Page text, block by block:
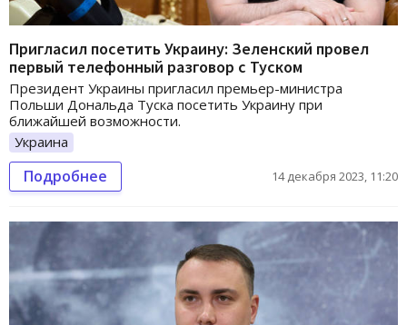
Пригласил посетить Украину: Зеленский провел
первый телефонный разговор с Туском
Президент Украины пригласил премьер-министра
Польши Дональда Туска посетить Украину при
ближайшей возможности.
Украина
Подробнее 14 декабря 2023, 11:20